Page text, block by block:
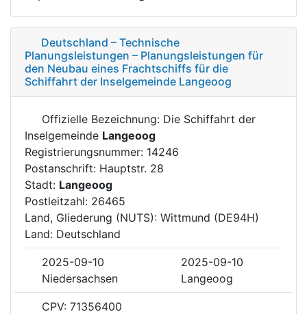
Deutschland – Technische
Planungsleistungen – Planungsleistungen für
den Neubau eines Frachtschiffs für die
Schiffahrt der Inselgemeinde Langeoog
Offizielle Bezeichnung: Die Schiffahrt der
Inselgemeinde Langeoog
Registrierungsnummer: 14246
Postanschrift: Hauptstr. 28
Stadt: Langeoog
Postleitzahl: 26465
Land, Gliederung (NUTS): Wittmund (DE94H)
Land: Deutschland
2025-09-10
2025-09-10
Niedersachsen
Langeoog
CPV: 71356400